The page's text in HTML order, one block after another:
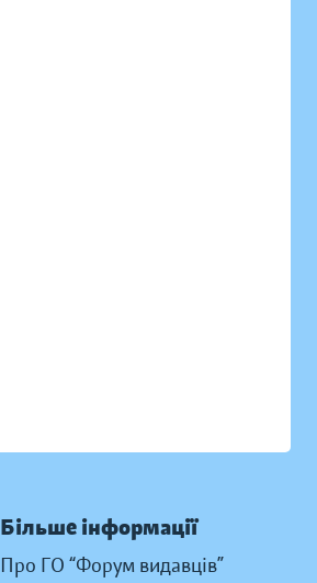
Більше інформації
Про ГО “Форум видавців”